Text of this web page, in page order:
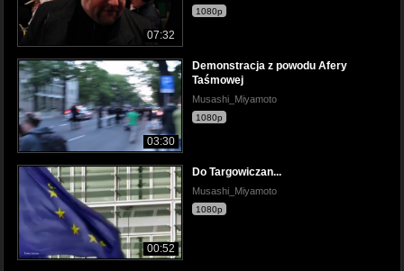
07:32
1080p
03:30
Demonstracja z powodu Afery
Taśmowej
Musashi_Miyamoto
1080p
00:52
Do Targowiczan...
Musashi_Miyamoto
1080p